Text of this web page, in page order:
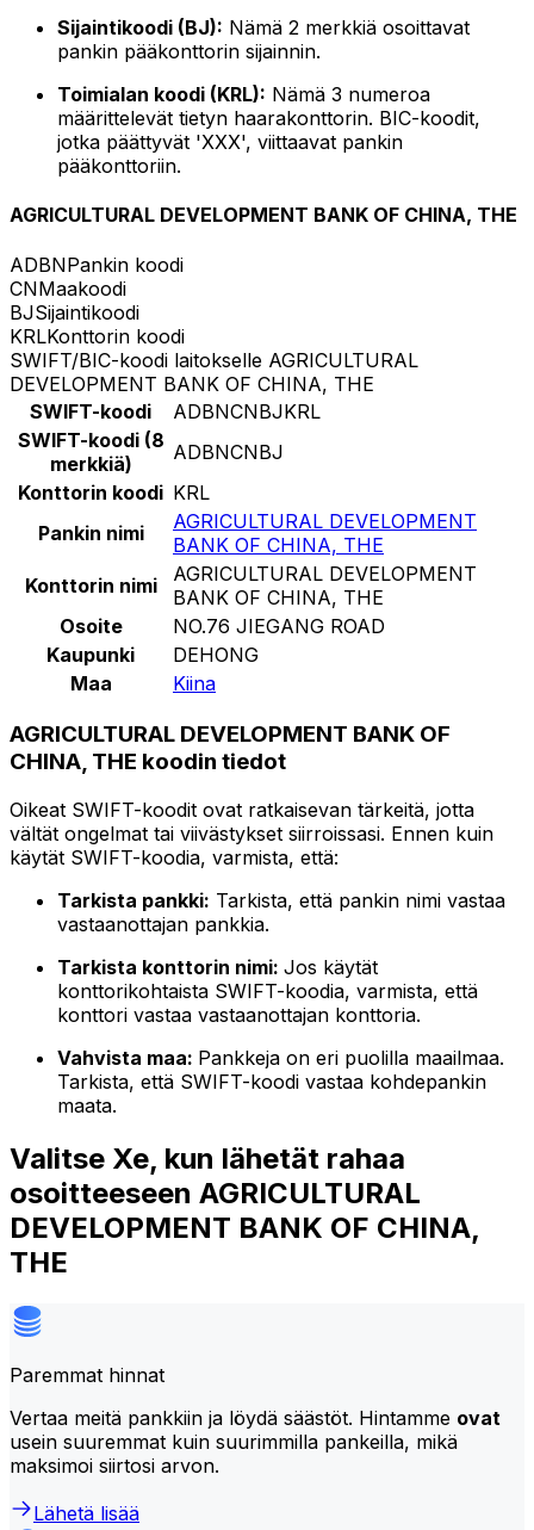
Sijaintikoodi (BJ): Nämä 2 merkkiä osoittavat
pankin pääkonttorin sijainnin.
Toimialan koodi (KRL): Nämä 3 numeroa
määrittelevät tietyn haarakonttorin. BIC-koodit,
jotka päättyvät 'XXX', viittaavat pankin
pääkonttoriin.
AGRICULTURAL DEVELOPMENT BANK OF CHINA, THE
ADBNPankin koodi
CNMaakoodi
BJSijaintikoodi
KRLKonttorin koodi
SWIFT/BIC-koodi laitokselle AGRICULTURAL
DEVELOPMENT BANK OF CHINA, THE
SWIFT-koodi
ADBNCNBJKRL
SWIFT-koodi (8
merkkiä)
ADBNCNBJ
Konttorin koodi KRL
Pankin nimi
AGRICULTURAL DEVELOPMENT
BANK OF CHINA, THE
Konttorin nimi
AGRICULTURAL DEVELOPMENT
BANK OF CHINA, THE
Osoite
NO.76 JIEGANG ROAD
Kaupunki
DEHONG
Maa
Kiina
AGRICULTURAL DEVELOPMENT BANK OF
CHINA, THE koodin tiedot
Oikeat SWIFT-koodit ovat ratkaisevan tärkeitä, jotta
vältät ongelmat tai viivästykset siirroissasi. Ennen kuin
käytät SWIFT-koodia, varmista, että:
Tarkista pankki: Tarkista, että pankin nimi vastaa
vastaanottajan pankkia.
Tarkista konttorin nimi: Jos käytät
konttorikohtaista SWIFT-koodia, varmista, että
konttori vastaa vastaanottajan konttoria.
Vahvista maa: Pankkeja on eri puolilla maailmaa.
Tarkista, että SWIFT-koodi vastaa kohdepankin
maata.
Valitse Xe, kun lähetät rahaa
osoitteeseen AGRICULTURAL
DEVELOPMENT BANK OF CHINA,
THE
Paremmat hinnat
Vertaa meitä pankkiin ja löydä säästöt. Hintamme ovat
usein suuremmat kuin suurimmilla pankeilla, mikä
maksimoi siirtosi arvon.
Lähetä lisää